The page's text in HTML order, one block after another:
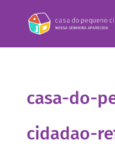
casa-do-
cidadao-